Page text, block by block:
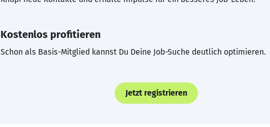
Kostenlos profitieren
Schon als Basis-Mitglied kannst Du Deine Job-Suche deutlich optimieren.
Jetzt registrieren